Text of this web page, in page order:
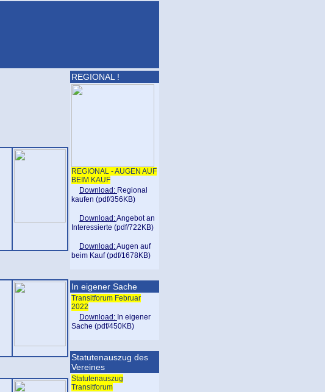
REGIONAL !
REGIONAL - AUGEN AUF
BEIM KAUF
Download: Regional
kaufen (pdf/356KB)
Download:Angebot an
Interessierte (pdf/722KB)
Download:Augen auf
beim Kauf (pdf/1678KB)
In eigener Sache
Transitforum Februar
2022
Download: In eigener
Sache (pdf/450KB)
Statutenauszug des
Vereines
Statutenauszug
Transitforum